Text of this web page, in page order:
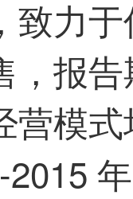
致力
，报
营模